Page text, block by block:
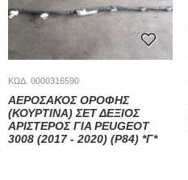
ΚΩΔ. 0000316590
ΑΕΡΟΣΑΚΟΣ ΟΡΟΦΗΣ
(ΚΟΥΡΤΙΝΑ) ΣΕΤ ΔΕΞΙΟΣ
ΑΡΙΣΤΕΡΟΣ ΓΙΑ PEUGEOT
3008 (2017 - 2020) (P84) *Γ*